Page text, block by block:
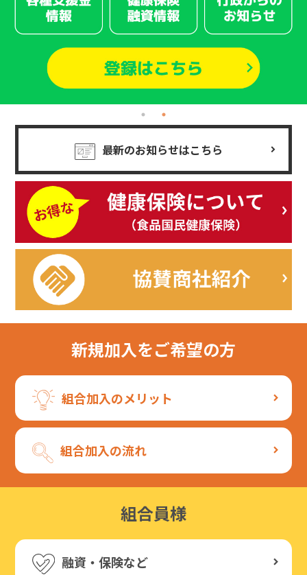
最新のお知らせはこちら
新規加入をご希望の方
組合加入のメリット
組合加入の流れ
組合員様
融資・保険など